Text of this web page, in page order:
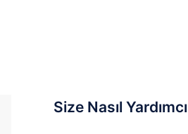
Size Nasıl